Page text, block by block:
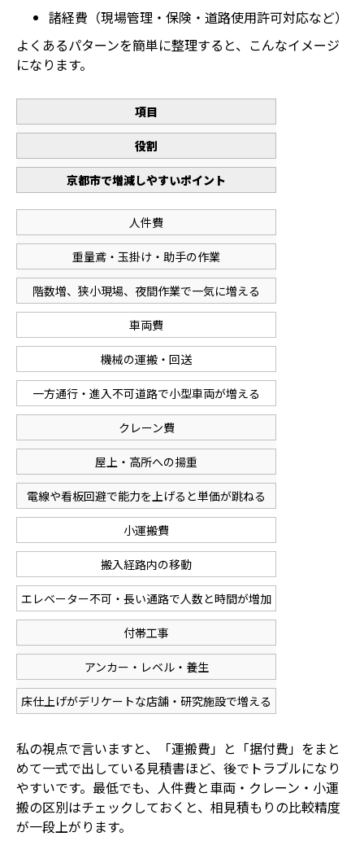
諸経費（現場管理・保険・道路使用許可対応など）
よくあるパターンを簡単に整理すると、こんなイメージ
になります。
項目
役割
京都市で増減しやすいポイント
人件費
重量鳶・玉掛け・助手の作業
階数増、狭小現場、夜間作業で一気に増える
車両費
機械の運搬・回送
一方通行・進入不可道路で小型車両が増える
クレーン費
屋上・高所への揚重
電線や看板回避で能力を上げると単価が跳ねる
小運搬費
搬入経路内の移動
エレベーター不可・長い通路で人数と時間が増加
付帯工事
アンカー・レベル・養生
床仕上げがデリケートな店舗・研究施設で増える
私の視点で言いますと、「運搬費」と「据付費」をまと
めて一式で出している見積書ほど、後でトラブルになり
やすいです。最低でも、人件費と車両・クレーン・小運
搬の区別はチェックしておくと、相見積もりの比較精度
が一段上がります。